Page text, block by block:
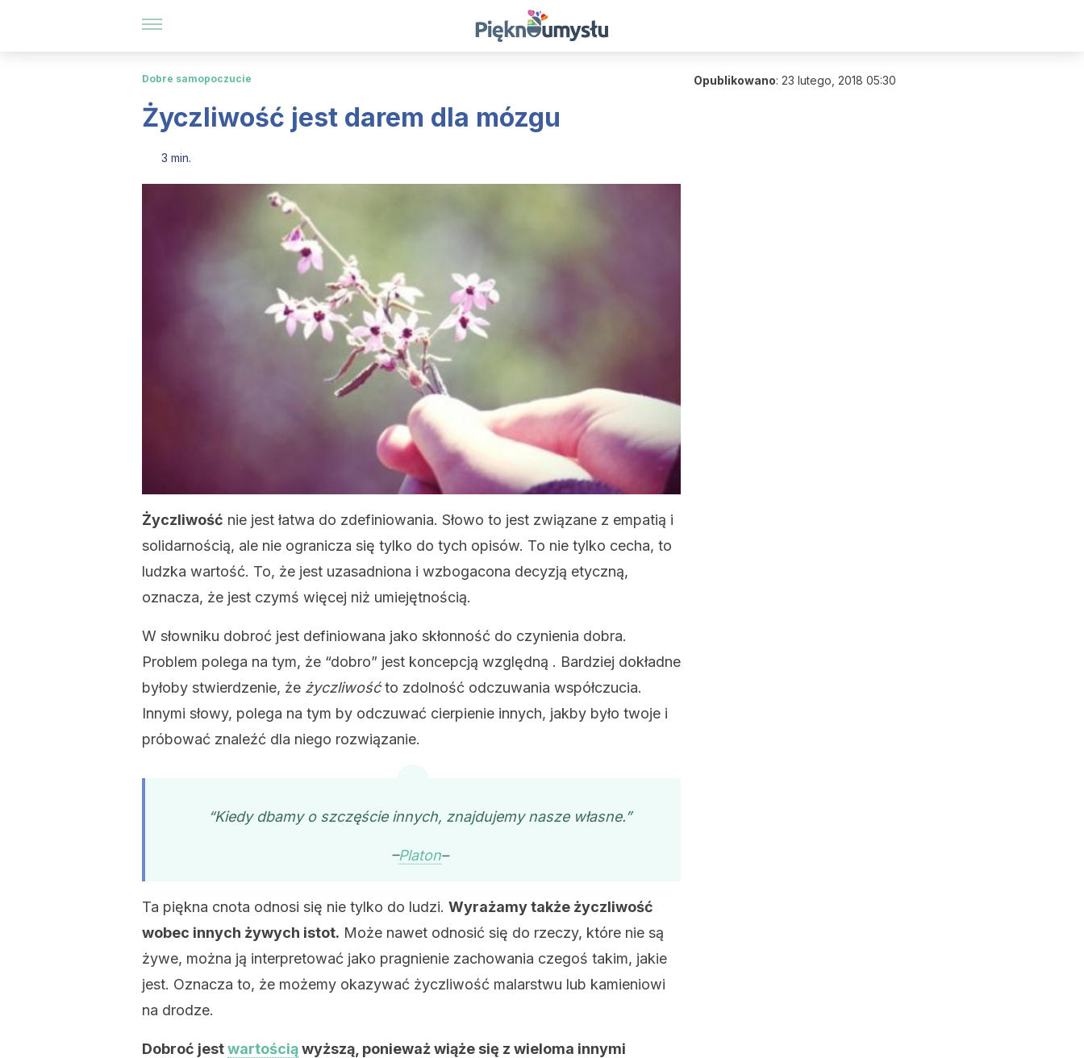
Dobre samopoczucie
Życzliwość jest darem dla mózgu
3 min.
Życzliwość nie jest łatwa do zdefiniowania. Słowo to jest związane z empatią i
solidarnością, ale nie ogranicza się tylko do tych opisów. To nie tylko cecha, to
ludzka wartość. To, że jest uzasadniona i wzbogacona decyzją etyczną,
oznacza, że ​​jest czymś więcej niż umiejętnością.
W słowniku dobroć jest definiowana jako skłonność do czynienia dobra.
Problem polega na tym, że “dobro” jest koncepcją względną . Bardziej dokładne
byłoby stwierdzenie, że życzliwośćto zdolność odczuwania współczucia.
Innymi słowy, polega na tym by odczuwać cierpienie innych, jakby było twoje i
próbować znaleźć dla niego rozwiązanie.
“Kiedy dbamy o szczęście innych, znajdujemy nasze własne.”
–Platon–
Ta piękna cnota odnosi się nie tylko do ludzi. Wyrażamy także życzliwość
wobec innych żywych istot. Może nawet odnosić się do rzeczy, które nie są
żywe, można ją interpretować jako pragnienie zachowania czegoś takim, jakie
jest. Oznacza to, że możemy okazywać życzliwość malarstwu lub kamieniowi
na drodze.
Dobroć jestwartościąwyższą, ponieważ wiąże się z wieloma innymi
Opublikowano: 23 lutego, 2018 05:30